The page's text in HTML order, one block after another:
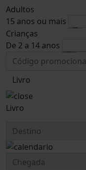
Adultos
15 anos ou mais
Crianças
De 2 a 14 anos
Livro
Livro